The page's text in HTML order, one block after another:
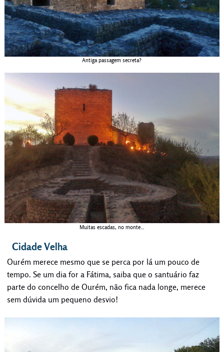
Antiga passagem secreta?
Muitas escadas, no monte…
Cidade Velha
Ourém merece mesmo que se perca por lá um pouco de
tempo. Se um dia for a Fátima, saiba que o santuário faz
parte do concelho de Ourém, não fica nada longe, merece
sem dúvida um pequeno desvio!